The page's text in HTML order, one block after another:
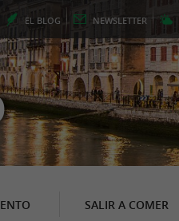
EL BLOG NEWSLETTER
SALIR A COMER